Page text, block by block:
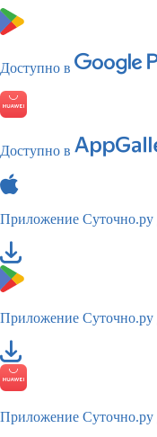
Доступно в
Доступно в
Приложение Суточно.ру
Приложение Суточно.ру
Приложение Суточно.ру